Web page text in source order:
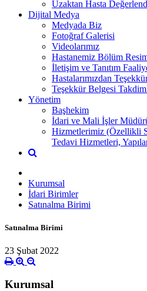
Uzaktan Hasta
Dijital Medya
Medyada Biz
Fotoğraf Galerisi
Videolarımız
Hastanemiz Bölüm
İletişim ve Tanıtım
Hastalarımızdan
Teşekkür Belgesi
Yönetim
Başhekim
İdari ve Mali İşler
Hizmetlerimiz (Özellikli
Tedavi Hizmetleri,
Kurumsal
İdari Birimler
Satınalma Birimi
Satınalma Birimi
23 Şubat 2022
Kurumsal